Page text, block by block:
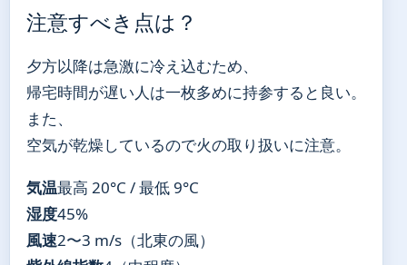
注意すべき点は？
夕方以降は急激に冷え込むため、
帰宅時間が遅い人は一枚多めに持参すると良い。
また、
空気が乾燥しているので火の取り扱いに注意。
気温最高 20°C / 最低 9°C
湿度45%
風速2〜3 m/s（北東の風）